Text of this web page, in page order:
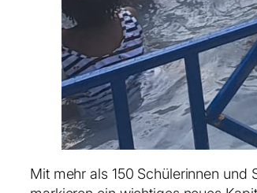
Mit mehr als 150 Schülerinnen und